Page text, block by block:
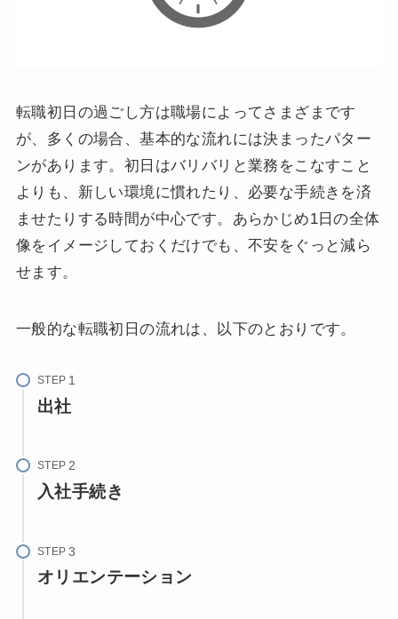
転職初日の過ごし方は職場によってさまざまです
が、多くの場合、基本的な流れには決まったパター
ンがあります。初日はバリバリと業務をこなすこと
よりも、新しい環境に慣れたり、必要な手続きを済
ませたりする時間が中心です。あらかじめ1日の全体
像をイメージしておくだけでも、不安をぐっと減ら
せます。
一般的な転職初日の流れは、以下のとおりです。
STEP
出社
STEP
入社手続き
STEP
オリエンテーション